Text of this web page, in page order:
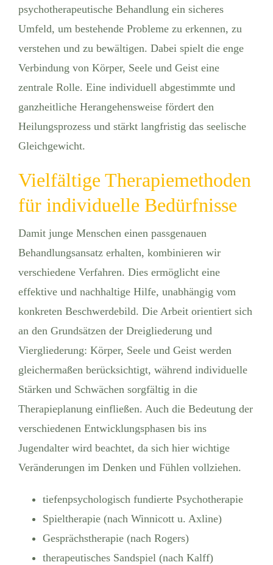
psychotherapeutische Behandlung ein sicheres
Umfeld, um bestehende Probleme zu erkennen, zu
verstehen und zu bewältigen. Dabei spielt die enge
Verbindung von Körper, Seele und Geist eine
zentrale Rolle. Eine individuell abgestimmte und
ganzheitliche Herangehensweise fördert den
Heilungsprozess und stärkt langfristig das seelische
Gleichgewicht.
Vielfältige Therapiemethoden
für individuelle Bedürfnisse
Damit junge Menschen einen passgenauen
Behandlungsansatz erhalten, kombinieren wir
verschiedene Verfahren. Dies ermöglicht eine
effektive und nachhaltige Hilfe, unabhängig vom
konkreten Beschwerdebild. Die Arbeit orientiert sich
an den Grundsätzen der Dreigliederung und
Viergliederung: Körper, Seele und Geist werden
gleichermaßen berücksichtigt, während individuelle
Stärken und Schwächen sorgfältig in die
Therapieplanung einfließen. Auch die Bedeutung der
verschiedenen Entwicklungsphasen bis ins
Jugendalter wird beachtet, da sich hier wichtige
Veränderungen im Denken und Fühlen vollziehen.
tiefenpsychologisch fundierte Psychotherapie
Spieltherapie (nach Winnicott u. Axline)
Gesprächstherapie (nach Rogers)
therapeutisches Sandspiel (nach Kalff)